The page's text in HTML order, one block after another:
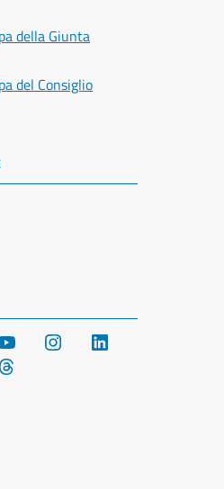
della Giunta
del Consiglio
YouTube Instagram